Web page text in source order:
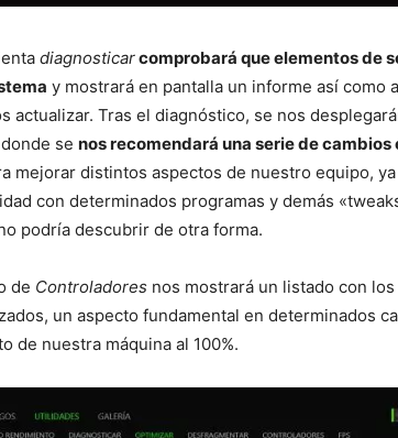
diagnosticarcomprobará que elementos de
y mostrará en pantalla un informe así como
actualizar. Tras el diagnóstico, se nos
se nos recomendará una serie de
mejorar distintos aspectos de nuestro equipo,
con determinados programas y demás
podría descubrir de otra forma.
de Controladores nos mostrará un listado con
un aspecto fundamental en determinados
de nuestra máquina al 100%.